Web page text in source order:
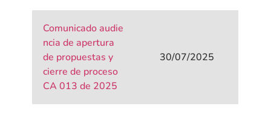
Comunicado audie
ncia de apertura
de propuestas y
cierre de proceso
CA 013 de 2025
30/07/2025